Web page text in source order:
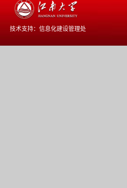
技术支持： 信息化建设管理处